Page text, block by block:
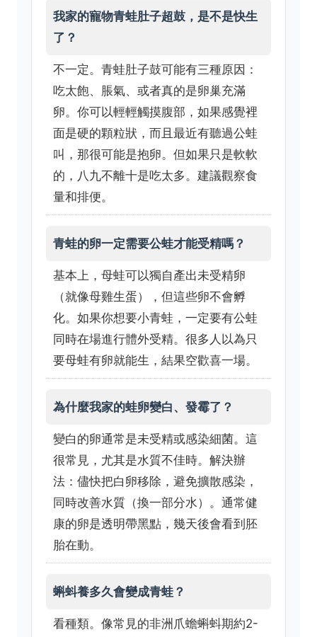
我家的寵物青蛙肚子超鼓，是不是快生
了？
不一定。青蛙肚子鼓可能有三種原因：
吃太飽、脹氣、或者真的是卵巢充滿
卵。你可以輕輕觸摸腹部，如果感覺裡
面是硬的顆粒狀，而且最近有聽過公蛙
叫，那很可能是抱卵。但如果只是軟軟
的，八九不離十是吃太多。建議觀察食
量和排便。
青蛙的卵一定需要公蛙才能受精嗎？
基本上，母蛙可以獨自產出未受精卵
（就像母雞生蛋），但這些卵不會孵
化。如果你想要小青蛙，一定要有公蛙
同時在場進行體外受精。很多人以為只
要母蛙有卵就能生，結果空歡喜一場。
為什麼我家的蛙卵變白、發霉了？
變白的卵通常是未受精或感染細菌。這
很常見，尤其是水質不佳時。解決辦
法：儘快把白卵移除，避免擴散感染，
同時改善水質（換一部分水）。通常健
康的卵是透明帶黑點，幾天後會看到胚
胎在動。
蝌蚪養多久會變成青蛙？
看種類。像常見的非洲爪蟾蝌蚪期約2-